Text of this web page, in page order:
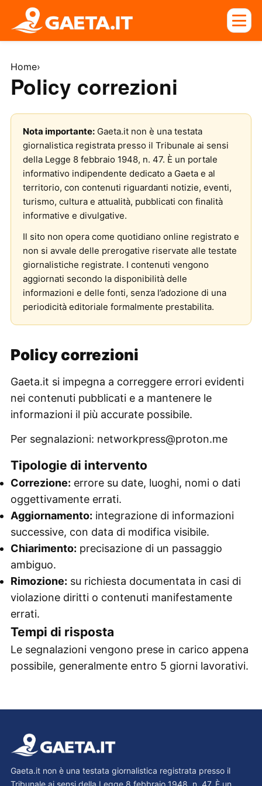
Home›
Policy correzioni
Nota importante:Gaeta.it non è una testata
giornalistica registrata presso il Tribunale ai sensi
della Legge 8 febbraio 1948, n. 47. È un portale
informativo indipendente dedicato a Gaeta e al
territorio, con contenuti riguardanti notizie, eventi,
turismo, cultura e attualità, pubblicati con finalità
informative e divulgative.
Il sito non opera come quotidiano online registrato e
non si avvale delle prerogative riservate alle testate
giornalistiche registrate. I contenuti vengono
aggiornati secondo la disponibilità delle
informazioni e delle fonti, senza l’adozione di una
periodicità editoriale formalmente prestabilita.
Policy correzioni
Gaeta.it si impegna a correggere errori evidenti
nei contenuti pubblicati e a mantenere le
informazioni il più accurate possibile.
Per segnalazioni: networkpress@proton.me
Tipologie di intervento
Correzione: errore su date, luoghi, nomi o dati
oggettivamente errati.
Aggiornamento: integrazione di informazioni
successive, con data di modifica visibile.
Chiarimento: precisazione di un passaggio
ambiguo.
Rimozione: su richiesta documentata in casi di
violazione diritti o contenuti manifestamente
errati.
Tempi di risposta
Le segnalazioni vengono prese in carico appena
possibile, generalmente entro 5 giorni lavorativi.
Gaeta.it non è una testata giornalistica registrata presso il